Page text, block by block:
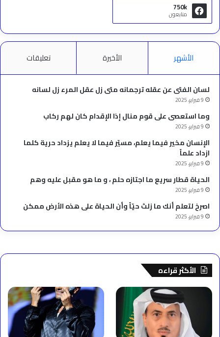
750k
متابعون
الأشهر الأخيرة تعليقات
لسان الفتى عن عقله ترجمانه متى زل عقل المرء زل لسانه
9 فبراير، 2025
وما استعصى على قوم منال إذا الإقدام كان لهم ركاب
9 فبراير، 2025
الإنسان مخير فيما يعلم، مسيّر فيما لا يعلم يزداد حرية كلما
ازداد علماً
9 فبراير، 2025
الحياة قطار سريع ما اجتازه حلم ، و ما هو مقبل عليه وهم
9 فبراير، 2025
‫اصرخ لتعلم أنك ما زلتَ حيّاً وأن الحياة على هذه الأرض ممكن
9 فبراير، 2025
الأكثر قراءه